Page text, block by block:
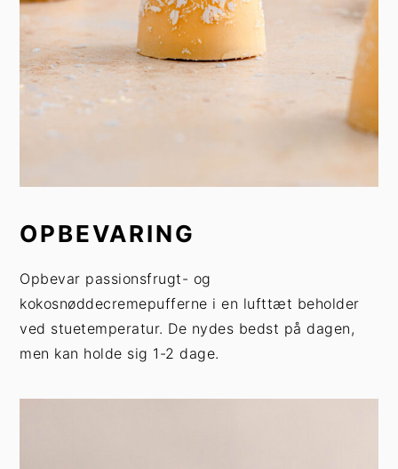
OPBEVARING
Opbevar passionsfrugt- og
kokosnøddecremepufferne i en lufttæt beholder
ved stuetemperatur. De nydes bedst på dagen,
men kan holde sig 1-2 dage.